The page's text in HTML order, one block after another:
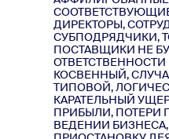
ДИРЕКТОРЫ,
СУБПОДРЯДЧИКИ,
ПОСТАВЩИКИ НЕ
КОСВЕННЫЙ,
ТИПОВОЙ,
КАРАТЕЛЬНЫЙ
ПРИБЫЛИ, ПОТЕРИ
ВЕДЕНИИ